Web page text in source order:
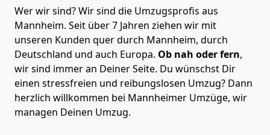
Wer wir sind? Wir sind die Umzugsprofis aus
Mannheim. Seit über 7 Jahren ziehen wir mit
unseren Kunden quer durch Mannheim, durch
Deutschland und auch Europa. Ob nah oder fern,
wir sind immer an Deiner Seite. Du wünschst Dir
einen stressfreien und reibungslosen Umzug? Dann
herzlich willkommen bei Mannheimer Umzüge, wir
managen Deinen Umzug.